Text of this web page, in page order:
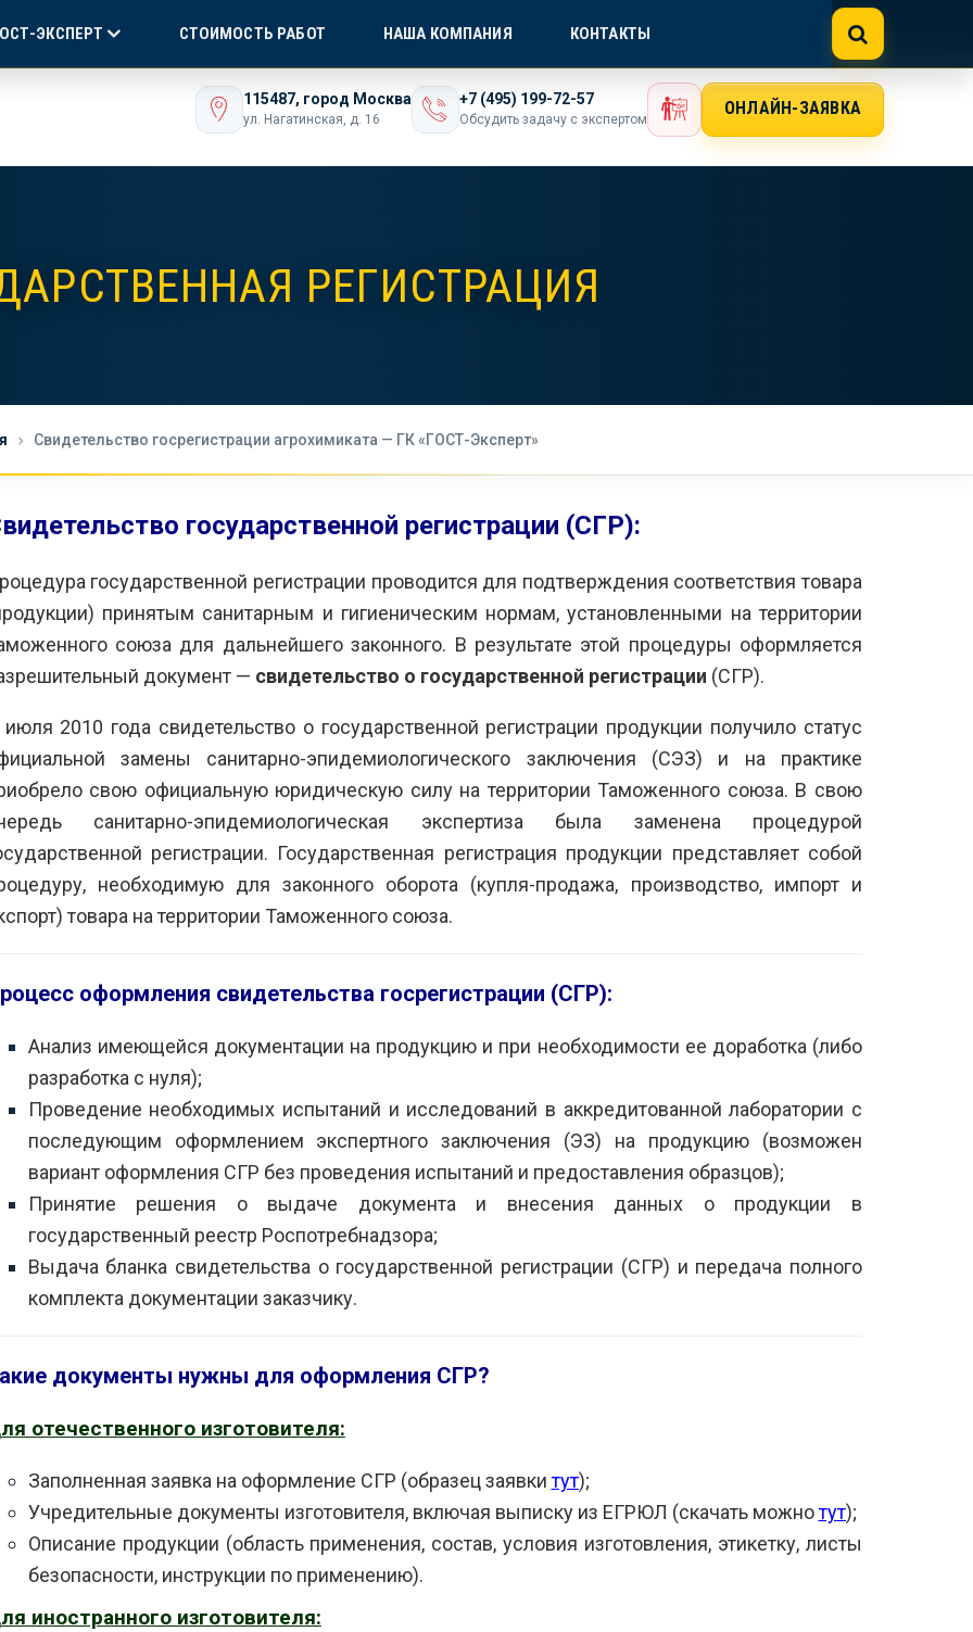
бизнеса
ONLINE@GOSTEXPERT.COM
115487, город Москва
ул. Нагатинская, д. 16
+7 (495) 199-72-57
Обсудить задачу с экспертом
ОНЛАЙН-ЗАЯВКА
ЭКСПЕРТ СТОИМОСТЬ РАБОТ НАША КОМПАНИЯ КОНТАКТЫ
РЕГИСТРАЦИЯ
Свидетельство госрегистрации агрохимиката — ГК «ГОСТ-Эксперт»
вас за
по сертификации
техрегламенов
союза.
на дальнейшее
-
Мы получили большое
удовольствие от совместной
рекомендовать вас как
надежного и
партнера в сфере
сертификации и
промбезопасности.
АО ИК «ЗИОМАР»-
Бузинов А.В.
Считаем возможным
рекомендовать вашу
заинтересованным
компаниям. Рассчитываем
продуктивную работу с
вами.
ПАО «МЕЧЕЛ»
-
Ершов С.Ф.
Выражаем вам
признательность за
сертификации продукции,
провозимой на территорию
дальнейшее
взаимовыгодное
сотрудничество.
OOO «ЗАПАГРОМАШ»
государственной регистрации (СГР):
государственной регистрации проводится для подтверждения соответствия товара
принятым санитарным и гигиеническим нормам, установленными на территории
союза для дальнейшего законного. В результате этой процедуры оформляется
документ — свидетельство о государственной регистрации (СГР).
2010 года свидетельство о государственной регистрации продукции получило статус
замены санитарно-эпидемиологического заключения (СЭЗ) и на практике
свою официальную юридическую силу на территории Таможенного союза. В свою
санитарно-эпидемиологическая экспертиза была заменена процедурой
регистрации. Государственная регистрация продукции представляет собой
необходимую для законного оборота (купля-продажа, производство, импорт и
товара на территории Таможенного союза.
оформления свидетельства госрегистрации (СГР):
Анализ имеющейся документации на продукцию и при необходимости ее доработка (либо
разработка с нуля);
Проведение необходимых испытаний и исследований в аккредитованной лаборатории с
последующим оформлением экспертного заключения (ЭЗ) на продукцию (возможен
вариант оформления СГР без проведения испытаний и предоставления образцов);
Принятие решения о выдаче документа и внесения данных о продукции в
государственный реестр Роспотребнадзора;
Выдача бланка свидетельства о государственной регистрации (СГР) и передача полного
комплекта документации заказчику.
документы нужны для оформления СГР?
отечественного изготовителя:
Заполненная заявка на оформление СГР (образец заявкитут);
Учредительные документы изготовителя, включая выписку из ЕГРЮЛ (скачать можнотут);
Описание продукции (область применения, состав, условия изготовления, этикетку, листы
безопасности, инструкции по применению).
иностранного изготовителя: